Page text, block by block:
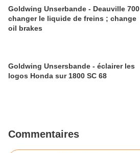
Goldwing Unserbande - Deauville 700
changer le liquide de freins ; change
oil brakes
Goldwing Unsersbande - éclairer les
logos Honda sur 1800 SC 68
Commentaires